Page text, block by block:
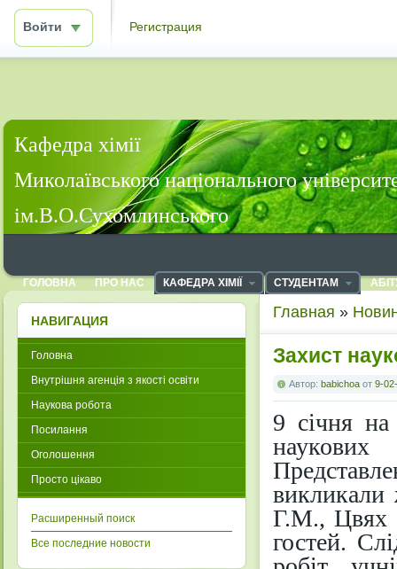
Войти Регистрация
Кафедра хімії
Миколаївського національного
ім.В.О.Сухомлинського
ГОЛОВНА ПРО НАС КАФЕДРА ХІМІЇ СТУДЕНТАМ
Главная »
Захист
Автор: babichoa от 9-
9 січня на
Г.М., Цвях
гостей.
НАВИГАЦИЯ
Головна
Внутрішня агенція з якості освіти
Наукова робота
Посилання
Оголошення
Просто цікаво
Расширенный поиск
Все последние новости